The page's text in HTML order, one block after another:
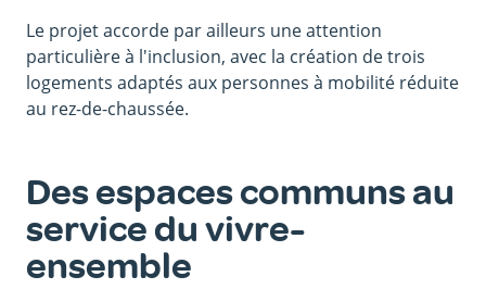
Le projet accorde par ailleurs une attention
particulière à l'inclusion, avec la création de trois
logements adaptés aux personnes à mobilité réduite
au rez-de-chaussée.
Des espaces communs au
service du vivre-
ensemble